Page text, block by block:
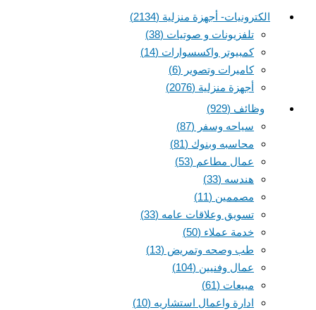
الكترونيات- أجهزة منزلية (2134)
تلفزيونات و صوتيات (38)
كمبيوتر واكسسوارات (14)
كاميرات وتصوير (6)
أجهزة منزلية (2076)
وظائف (929)
سياحه وسفر (87)
محاسبه وبنوك (81)
عمال مطاعم (53)
هندسه (33)
مصممين (11)
تسويق وعلاقات عامه (33)
خدمة عملاء (50)
طب وصحه وتمريض (13)
عمال وفنيين (104)
مبيعات (61)
ادارة واعمال استشاريه (10)